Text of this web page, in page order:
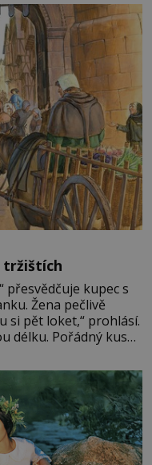
tržištích
přesvědčuje kupec s
Žena pečlivě
si pět loket,“ prohlásí.
délku. Pořádný kus
zhodnotí švadlena
vás, podívejte.“